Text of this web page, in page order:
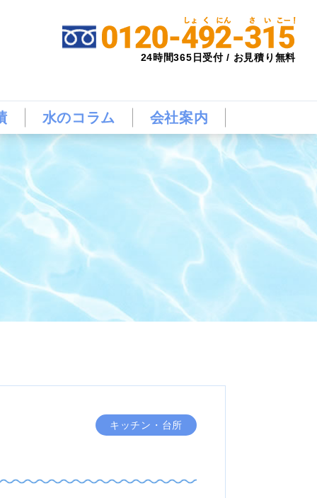
24時間365日受付 / お見積り無料
水のコラム 会社案内
キッチン・台所